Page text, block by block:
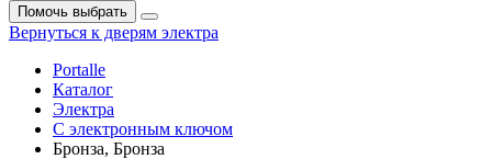
Помочь выбрать
Вернуться к дверям электра
Portalle
Каталог
Электра
С электронным ключом
Бронза, Бронза